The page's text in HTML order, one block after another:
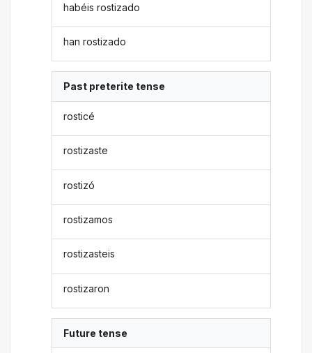
habéis rostizado
han rostizado
Past preterite tense
rosticé
rostizaste
rostizó
rostizamos
rostizasteis
rostizaron
Future tense